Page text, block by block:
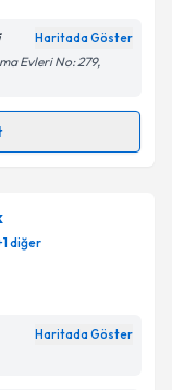
Aydınlatma
Haritada Göster
Evleri No: 279,
takvimi talebi
için bir
1diğer
Haritada Göster